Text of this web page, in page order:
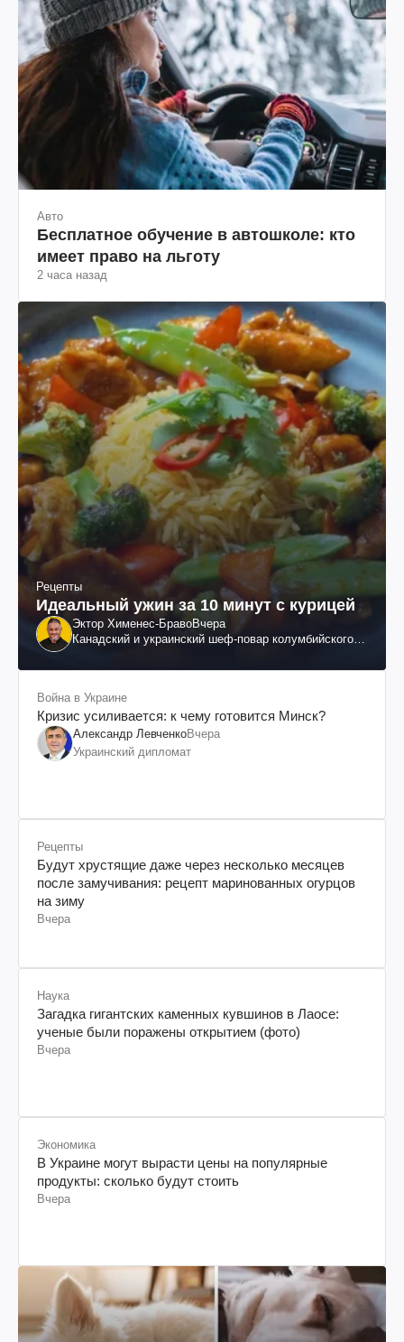
Авто
Бесплатное обучение в автошколе: кто
имеет право на льготу
2 часа назад
Рецепты
Идеальный ужин за 10 минут с курицей
Эктор Хименес-БравоВчера
Канадский и украинский шеф-повар колумбийского
Война в Украине
Кризис усиливается: к чему готовится Минск?
Александр ЛевченкоВчера
Украинский дипломат
Рецепты
Будут хрустящие даже через несколько месяцев
после замучивания: рецепт маринованных огурцов
на зиму
Вчера
Наука
Загадка гигантских каменных кувшинов в Лаосе:
ученые были поражены открытием (фото)
Вчера
Экономика
В Украине могут вырасти цены на популярные
продукты: сколько будут стоить
Вчера